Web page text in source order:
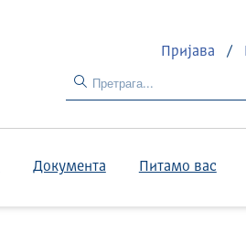
Пријава /
Документа Питамо вас